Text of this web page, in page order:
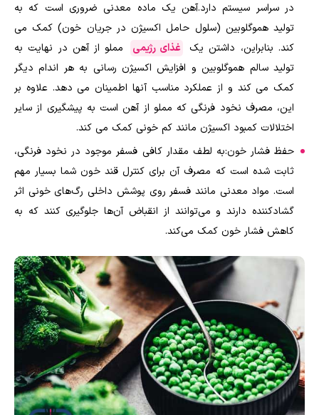
در سراسر سیستم دارد.آهن یک ماده معدنی ضروری است که به
تولید هموگلوبین (سلول حامل اکسیژن در جریان خون) کمک می
کند. بنابراین، داشتن یک
غذای رژیمی
مملو از آهن در نهایت به
تولید سالم هموگلوبین و افزایش اکسیژن رسانی به هر اندام دیگر
کمک می کند و از عملکرد مناسب آنها اطمینان می دهد. علاوه بر
این، مصرف نخود فرنگی که مملو از آهن است به پیشگیری از سایر
اختلالات کمبود اکسیژن مانند کم خونی کمک می کند.
حفظ فشار خون:به لطف مقدار کافی فسفر موجود در نخود فرنگی،
ثابت شده است که مصرف آن برای کنترل قند خون شما بسیار مهم
است. مواد معدنی مانند فسفر روی پوشش داخلی رگ‌های خونی اثر
گشادکننده دارند و می‌توانند از انقباض آن‌ها جلوگیری کنند که به
کاهش فشار خون کمک می‌کند.